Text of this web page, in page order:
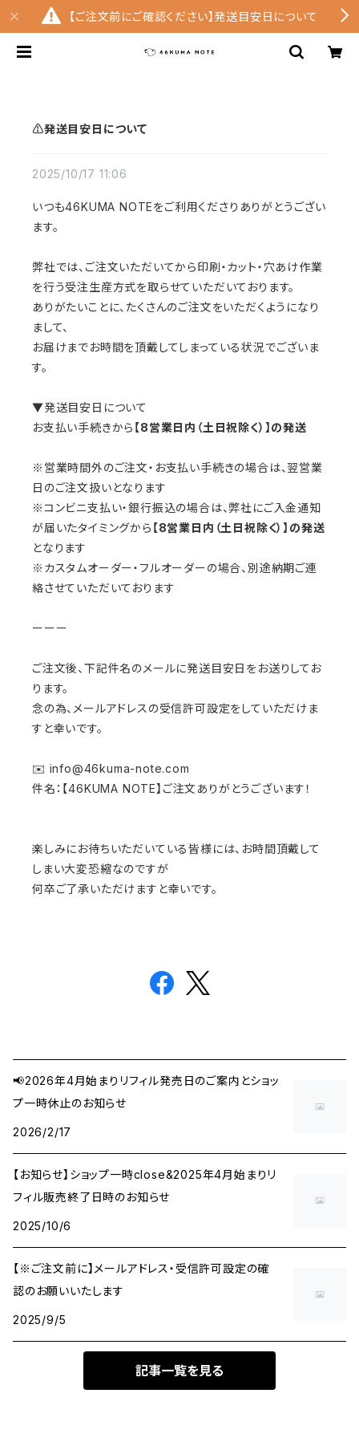
【ご注文前にご確認ください】発送目安日について
⚠️発送目安日について
2025/10/17 11:06
いつも46KUMA NOTEをご利用くださりありがとうござい
ます。
弊社では、ご注文いただいてから印刷・カット・穴あけ作業
を行う受注生産方式を取らせていただいております。
ありがたいことに、たくさんのご注文をいただくようになり
まして、
お届けまでお時間を頂戴してしまっている状況でございま
す。
▼発送目安日について
お支払い手続きから 【8営業日内（土日祝除く）】の発送
※営業時間外のご注文・お支払い手続きの場合は、翌営業
日のご注文扱いとなります
※コンビニ支払い・銀行振込の場合は、弊社にご入金通知
が届いたタイミングから 【8営業日内（土日祝除く）】の発送
となります
※カスタムオーダー・フルオーダーの場合、別途納期ご連
絡させていただいております
ーーー
ご注文後、下記件名のメールに発送目安日をお送りしてお
ります。
念の為、メールアドレスの受信許可設定をしていただけま
すと幸いです。
✉️ info@46kuma-note.com
件名：【46KUMA NOTE】ご注文ありがとうございます！
楽しみにお待ちいただいている皆様には、お時間頂戴して
しまい大変恐縮なのですが
何卒ご了承いただけますと幸いです。
📢2026年4月始まりリフィル発売日のご案内とショッ
プ一時休止のお知らせ
2026/2/17
【お知らせ】ショップ一時close&2025年4月始まりリ
フィル販売終了日時のお知らせ
2025/10/6
【※ご注文前に】メールアドレス・受信許可設定の確
認のお願いいたします
2025/9/5
記事一覧を見る